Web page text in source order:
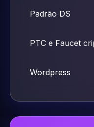
Padrão DS
PTC e Faucet
Wordpress